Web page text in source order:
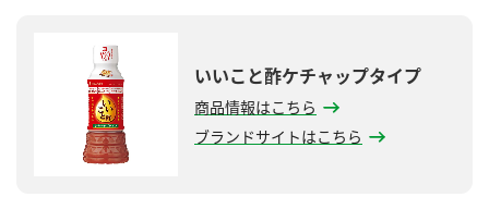
いいこと酢ケチャップタイプ
商品情報はこちら
ブランドサイトはこちら